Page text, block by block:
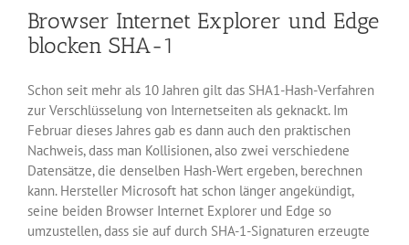
Edge
scheint
nah
Browser Internet Explorer und Edge
blocken SHA-1
Schon seit mehr als 10 Jahren gilt das SHA1-Hash-Verfahren
zur Verschlüsselung von Internetseiten als geknackt. Im
Februar dieses Jahres gab es dann auch den praktischen
Nachweis, dass man Kollisionen, also zwei verschiedene
Datensätze, die denselben Hash-Wert ergeben, berechnen
kann. Hersteller Microsoft hat schon länger angekündigt,
seine beiden Browser Internet Explorer und Edge so
umzustellen, dass sie auf durch SHA-1-Signaturen erzeugte